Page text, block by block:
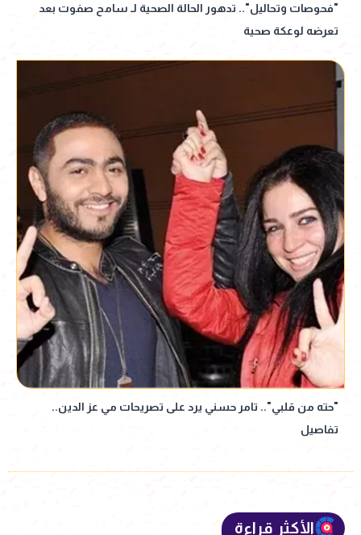
"فحوصات وتحاليل".. تدهور الحالة الصحية لـ سامح صفوت بعد
تعرضه لوعكة صحية
"حته من قلبي".. تامر حسني يرد على تصريحات مي عز الدين..
تفاصيل
الأكثر قراءة